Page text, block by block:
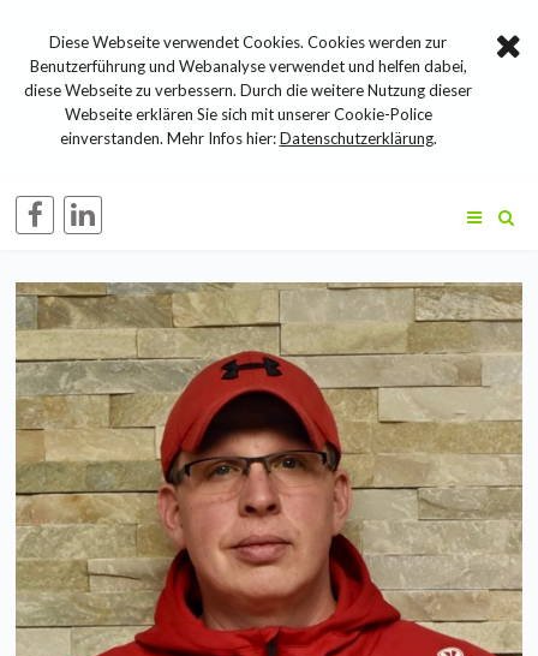
Diese Webseite verwendet Cookies. Cookies werden zur
Benutzerführung und Webanalyse verwendet und helfen dabei,
diese Webseite zu verbessern. Durch die weitere Nutzung dieser
Webseite erklären Sie sich mit unserer Cookie-Police
einverstanden. Mehr Infos hier:Datenschutzerklärung.